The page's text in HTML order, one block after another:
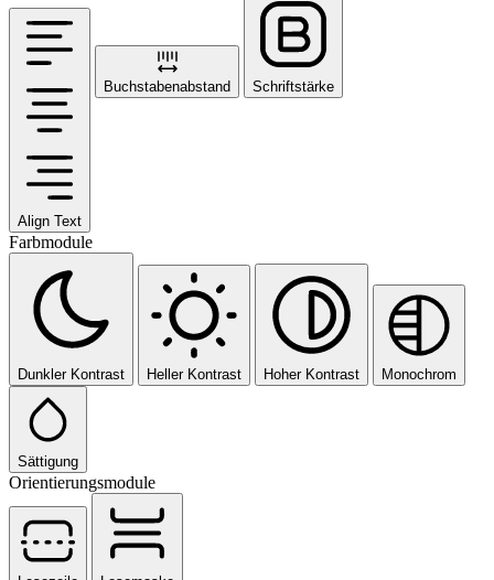
Align Text
Buchstabenabstand Schriftstärke
Farbmodule
Dunkler Kontrast Heller Kontrast Hoher Kontrast Monochrom
Sättigung
Orientierungsmodule